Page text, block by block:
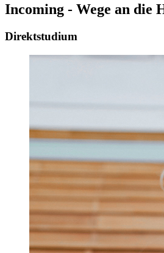
Incoming - Wege an die
Direktstudium